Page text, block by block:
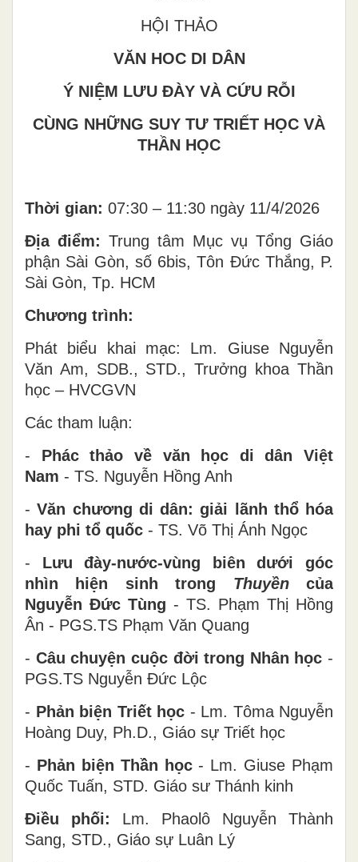
HỘI THẢO
VĂN HOC DI DÂN
Ý NIỆM LƯU ĐÀY VÀ CỨU RỖI
CÙNG NHỮNG SUY TƯ TRIẾT HỌC VÀ
THẦN HỌC
Thời gian: 07:30 – 11:30 ngày 11/4/2026
Địa điểm: Trung tâm Mục vụ Tổng Giáo
phận Sài Gòn, số 6bis, Tôn Đức Thắng, P.
Sài Gòn, Tp. HCM
Chương trình:
Phát biểu khai mạc: Lm. Giuse Nguyễn
Văn Am, SDB., STD., Trưởng khoa Thần
học – HVCGVN
Các tham luận:
- Phác thảo về văn học di dân Việt
Nam - TS. Nguyễn Hồng Anh
-Văn chương di dân: giải lãnh thổ hóa
hay phi tổ quốc - TS. Võ Thị Ánh Ngọc
- Lưu đày-nước-vùng biên dưới góc
nhìn hiện sinh trong Thuyềncủa
Nguyễn Đức Tùng - TS. Phạm Thị Hồng
Ân - PGS.TS Phạm Văn Quang
- Câu chuyện cuộc đời trong Nhân học -
PGS.TS Nguyễn Đức Lộc
- Phản biện Triết học - Lm. Tôma Nguyễn
Hoàng Duy, Ph.D., Giáo sự Triết học
- Phản biện Thần học- Lm. Giuse Phạm
Quốc Tuấn, STD. Giáo sư Thánh kinh
Điều phối: Lm. Phaolô Nguyễn Thành
Sang, STD., Giáo sự Luân Lý